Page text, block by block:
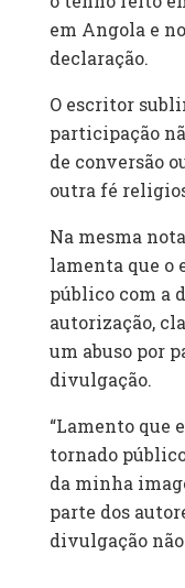
em Angola e
declaração.
O escritor
participação
de conversão
outra fé
Na mesma
lamenta que o
público com a
autorização,
um abuso por
divulgação.
“Lamento que
tornado
da minha
parte dos
divulgação